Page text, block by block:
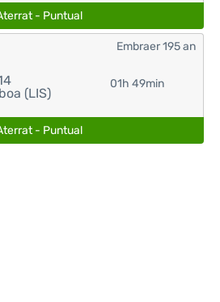
- Puntual
(LIS)
01h 49min
Embraer 195 an
- Puntual